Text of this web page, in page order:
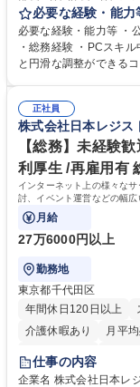
当者として業務を覚え
ジションとして活躍いただくこ
プの業務内容】 ・人事
怠管理 ・官公庁への各
管理 ・福利厚生関連 ・
業務全般 募集職種 【東京／文京区】公益財団法人の総務人事業務／年間
休日125日
必要な経験・能力
必要な経験・能力等 ・
・総務経験 ・PCスキ
と円滑な調整ができるコミ
正社員
株式会社日本レジス
【総務】未経験
利厚生 /再雇用有
インターネット上の様々な
討、イベント運営などの幅
ている部署です。
月給
27万6000円以上
勤務地
東京都千代田区
年間休日120日以上
介護休暇あり
月平
住宅手当あり
完全週休2日制
交通
仕事の内容
企業名 株式会社日本レジストリサービス